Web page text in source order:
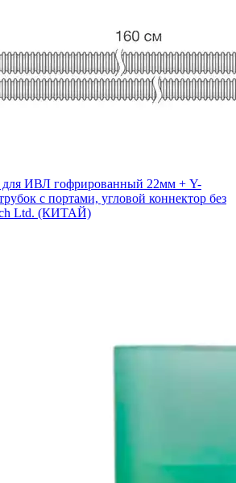
для ИВЛ гофрированный 22мм + Y-
с портами, угловой коннектор без
Ltd. (КИТАЙ)